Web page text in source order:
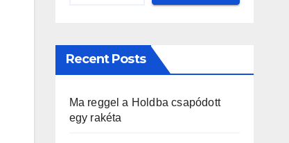
Recent Posts
Ma reggel a Holdba csapódott
egy rakéta